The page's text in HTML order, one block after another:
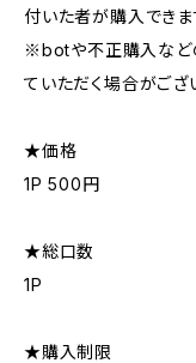
付いた者が購入できま
※botや不正購入など
ていただく場合がござ
★価格
1P 500円
★総口数
1P
★購入制限